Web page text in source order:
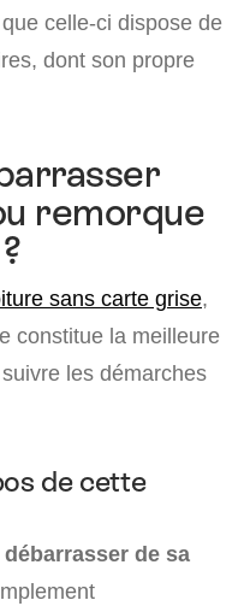
celle-ci dispose de
dont son propre
remorque
sans carte grise,
constitue la meilleure
les démarches
de cette
débarrasser de sa